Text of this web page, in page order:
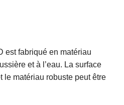
est fabriqué en matériau
et à l’eau. La surface
le matériau robuste peut être